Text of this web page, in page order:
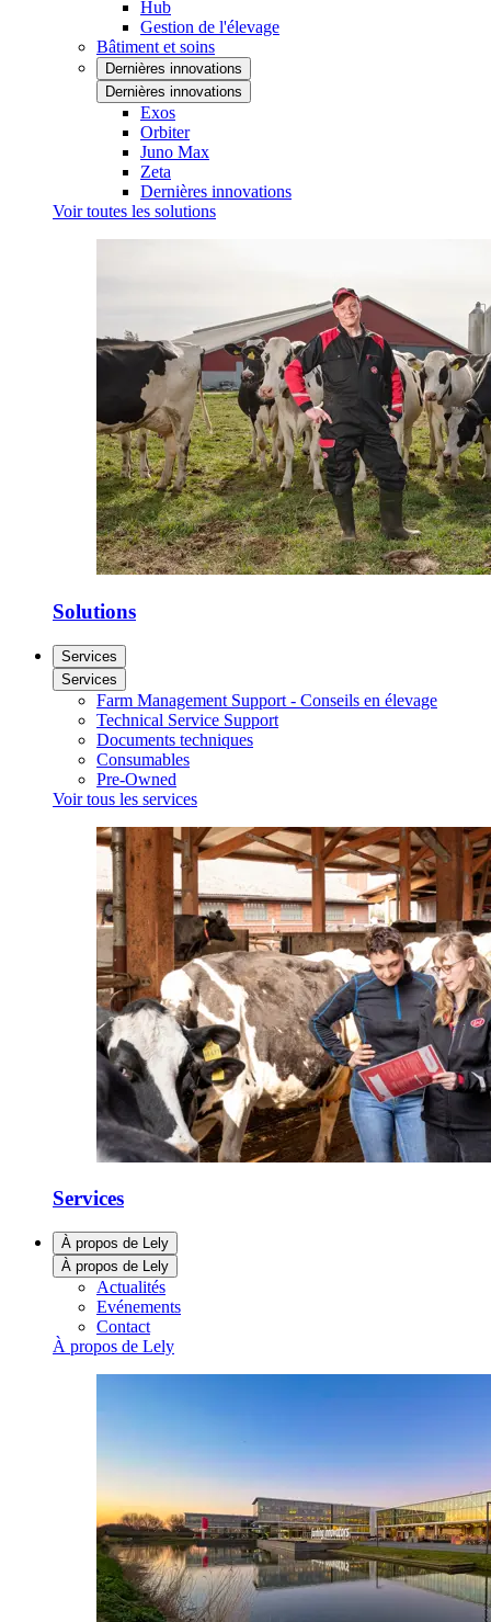
Hub
Gestion de l'élevage
Bâtiment et soins
Dernières innovations
Dernières innovations
Exos
Orbiter
Juno Max
Zeta
Dernières innovations
Voir toutes les solutions
Solutions
Services
Services
Farm Management Support - Conseils en élevage
Technical Service Support
Documents techniques
Consumables
Pre-Owned
Voir tous les services
Services
À propos de Lely
À propos de Lely
Actualités
Evénements
Contact
À propos de Lely